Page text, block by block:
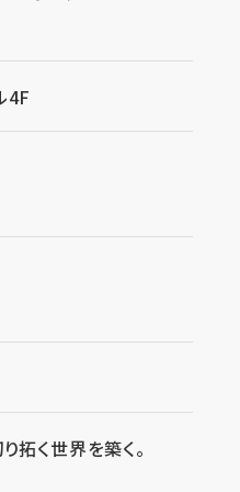
4F
く世界を築く。